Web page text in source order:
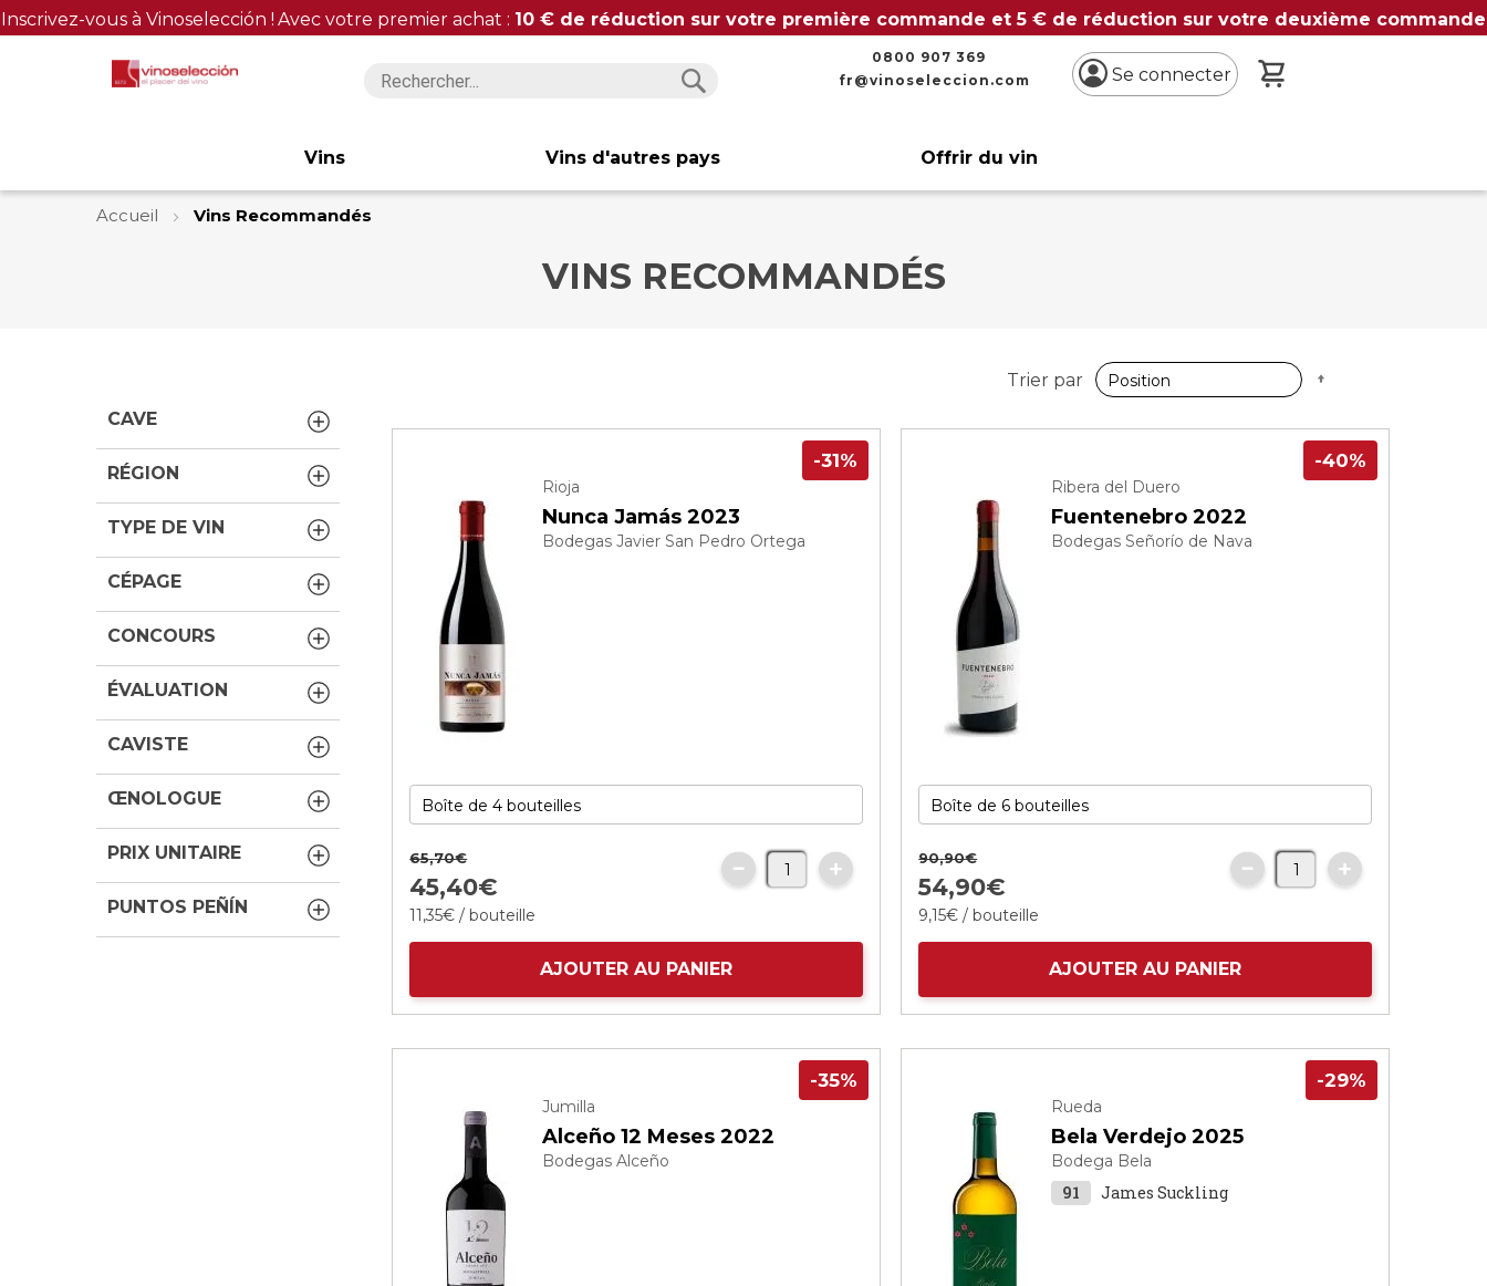
Inscrivez-vous à Vinoselección ! Avec votre premier achat : 10 € de réduction sur votre première commande et 5 € de réduction sur votre deuxième commande
0800 907 369
fr@vinoseleccion.com
Se connecter
Vins Vins d'autres pays Offrir du vin
Accueil Vins Recommandés
VINS RECOMMANDÉS
Trier par
décroissant
Rioja
Nunca Jamás 2023
Bodegas Javier San Pedro Ortega
-31%
65,70€
45,40€
11,35€ / bouteille
AJOUTER AU PANIER
Ribera del Duero
Fuentenebro 2022
Bodegas Señorío de Nava
-40%
90,90€
54,90€
9,15€ / bouteille
AJOUTER AU PANIER
Jumilla
Alceño 12 Meses 2022
Bodegas Alceño
-35%
Rueda
Bela Verdejo 2025
Bodega Bela
91 James Suckling
-29%
CAVE
RÉGION
TYPE DE VIN
CÉPAGE
CONCOURS
ÉVALUATION
CAVISTE
ŒNOLOGUE
PRIX UNITAIRE
PUNTOS PEÑÍN